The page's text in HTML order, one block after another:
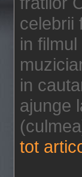
celebrii
in
in
ajunge
tot